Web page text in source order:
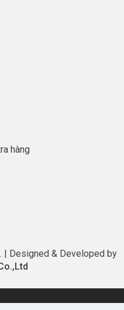
hàng
Designed & Developed by